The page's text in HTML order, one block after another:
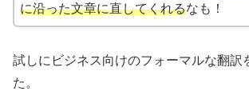
に沿った文章に直してくれるなも！
試しにビジネス向けのフォーマルな翻訳
た。